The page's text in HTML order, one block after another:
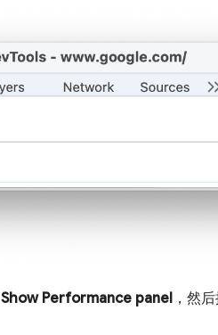
Show Performance panel ，然